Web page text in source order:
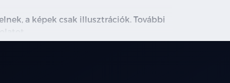
a képek csak illusztrációk. További